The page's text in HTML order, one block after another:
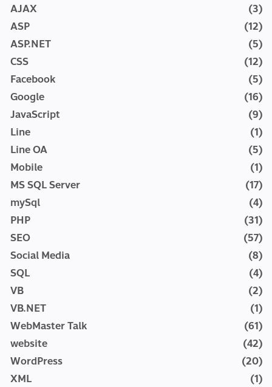
AJAX
(3)
ASP
(12)
ASP.NET
(5)
CSS
(12)
Facebook
(5)
Google
(16)
JavaScript
(9)
Line
(1)
Line OA
(5)
Mobile
(1)
MS SQL Server
(17)
mySql
(4)
PHP
(31)
SEO
(57)
Social Media
(8)
SQL
(4)
VB
(2)
VB.NET
(1)
WebMaster Talk
(61)
website
(42)
WordPress
(20)
XML
(1)